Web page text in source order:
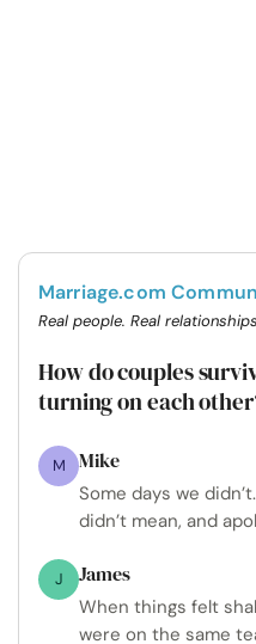
Marriage.com
Real people. Real
How do couples
turning on each
M Mike
Some days we
didn’t mean, and
J James
When things felt
were on the same